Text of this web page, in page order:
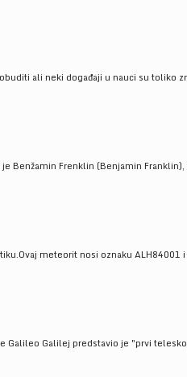
ali neki događaji u nauci su toliko
Benžamin Frenklin (Benjamin
meteorit nosi oznaku
Galileo Galilej predstavio je "prvi